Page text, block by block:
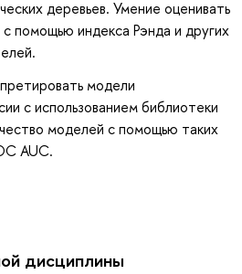
деревьев. Умение оценивать
с помощью индекса Рэнда и других
модели
с использованием библиотеки
моделей с помощью таких
AUC.
дисциплины